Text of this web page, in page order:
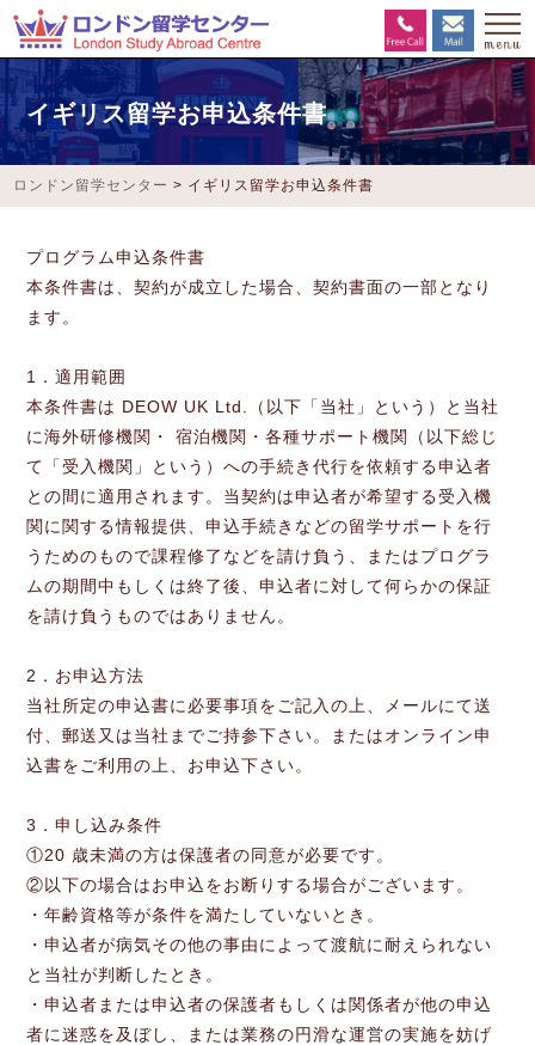
イギリス留学お申込条件書
ロンドン留学センター > イギリス留学お申込条件書
プログラム申込条件書
本条件書は、契約が成立した場合、契約書面の一部となり
ます。
1．適用範囲
本条件書は DEOW UK Ltd.（以下「当社」という）と当社
に海外研修機関・ 宿泊機関・各種サポート機関（以下総じ
て「受入機関」という）への手続き代行を依頼する申込者
との間に適用されます。当契約は申込者が希望する受入機
関に関する情報提供、申込手続きなどの留学サポートを行
うためのもので課程修了などを請け負う、またはプログラ
ムの期間中もしくは終了後、申込者に対して何らかの保証
を請け負うものではありません。
2．お申込方法
当社所定の申込書に必要事項をご記入の上、メールにて送
付、郵送又は当社までご持参下さい。またはオンライン申
込書をご利用の上、お申込下さい。
3．申し込み条件
①20 歳未満の方は保護者の同意が必要です。
②以下の場合はお申込をお断りする場合がございます。
・年齢資格等が条件を満たしていないとき。
・申込者が病気その他の事由によって渡航に耐えられない
と当社が判断したとき。
・申込者または申込者の保護者もしくは関係者が他の申込
者に迷惑を及ぼし、または業務の円滑な運営の実施を妨げ